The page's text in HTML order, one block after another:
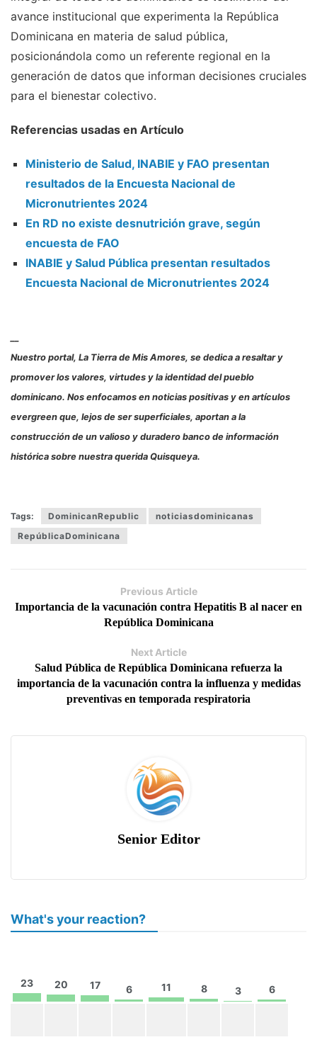
avance institucional que experimenta la República
Dominicana en materia de salud pública,
posicionándola como un referente regional en la
generación de datos que informan decisiones cruciales
para el bienestar colectivo.
Referencias usadas en Artículo
Ministerio de Salud, INABIE y FAO presentan
resultados de la Encuesta Nacional de
Micronutrientes 2024
En RD no existe desnutrición grave, según
encuesta de FAO
INABIE y Salud Pública presentan resultados
Encuesta Nacional de Micronutrientes 2024
Nuestro portal, La Tierra de Mis Amores, se dedica a resaltar y
promover los valores, virtudes y la identidad del pueblo
dominicano. Nos enfocamos en noticias positivas y en artículos
evergreen que, lejos de ser superficiales, aportan a la
construcción de un valioso y duradero banco de información
histórica sobre nuestra querida Quisqueya.
Tags: DominicanRepublic
noticiasdominicanas
RepúblicaDominicana
Previous Article
Importancia de la vacunación contra Hepatitis B al nacer en
República Dominicana
Next Article
Salud Pública de República Dominicana refuerza la
importancia de la vacunación contra la influenza y medidas
preventivas en temporada respiratoria
Senior Editor
What's your reaction?
23 20 17 6 11 8 3 6